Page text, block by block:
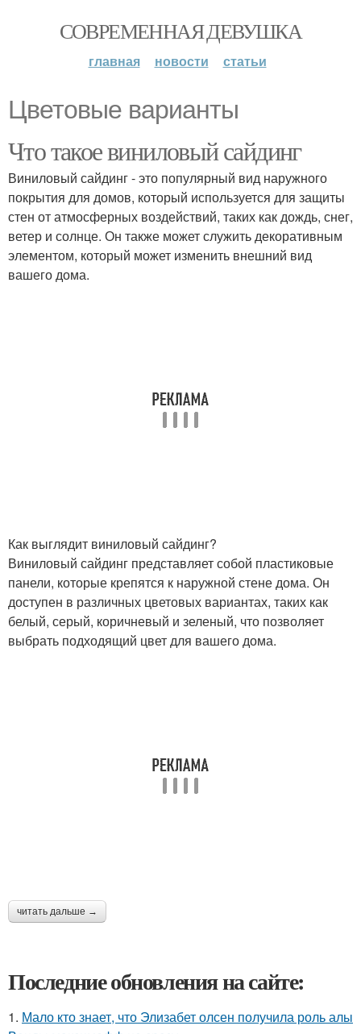
СОВРЕМЕННАЯ ДЕВУШКА
главная новости статьи
Цветовые варианты
Что такое виниловый сайдинг
Виниловый сайдинг - это популярный вид наружного
покрытия для домов, который используется для защиты
стен от атмосферных воздействий, таких как дождь, снег,
ветер и солнце. Он также может служить декоративным
элементом, который может изменить внешний вид
вашего дома.
Как выглядит виниловый сайдинг?
Виниловый сайдинг представляет собой пластиковые
панели, которые крепятся к наружной стене дома. Он
доступен в различных цветовых вариантах, таких как
белый, серый, коричневый и зеленый, что позволяет
выбрать подходящий цвет для вашего дома.
читать дальше →
Последние обновления на сайте:
1. Мало кто знает, что Элизабет олсен получила роль алы